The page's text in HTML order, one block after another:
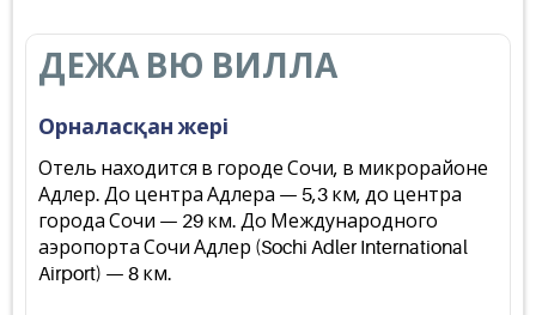
ДЕЖА ВЮ ВИЛЛА
Орналасқан жері
Отель находится в городе Сочи, в микрорайоне
Адлер. До центра Адлера — 5,3 км, до центра
города Сочи — 29 км. До Международного
аэропорта Сочи Адлер (Sochi Adler International
Airport) — 8 км.